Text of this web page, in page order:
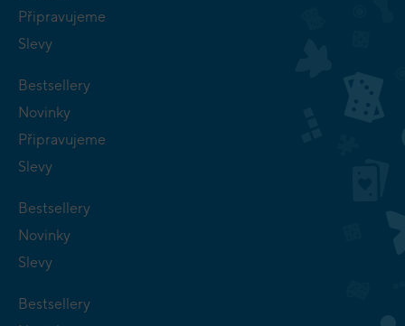
Připravujeme
Slevy
Bestsellery
Novinky
Připravujeme
Slevy
Bestsellery
Novinky
Slevy
Bestsellery